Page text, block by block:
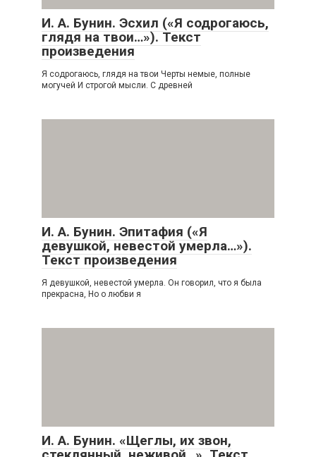
И. А. Бунин. Эсхил («Я содрогаюсь,
глядя на твои…»). Текст
произведения
Я содрогаюсь, глядя на твои Черты немые, полные
могучей И строгой мысли. С древней
И. А. Бунин. Эпитафия («Я
девушкой, невестой умерла…»).
Текст произведения
Я девушкой, невестой умерла. Он говорил, что я была
прекрасна, Но о любви я
И. А. Бунин. «Щеглы, их звон,